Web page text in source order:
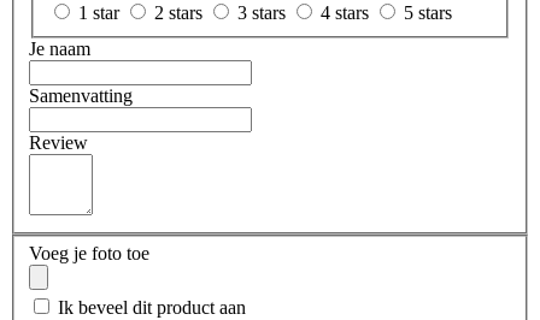
1 star
2 stars 3 stars 4 stars
5 stars
Je naam
Samenvatting
Review
Voeg je foto toe
Ik beveel dit product aan